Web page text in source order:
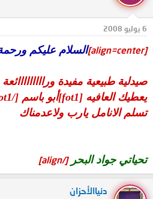
6 يوليو 2008
[align=center] السلام عليكم ورحمة
صيدلية طبيعية مفيدة ورااااااااائعة
يعطيك العافيه [fot1]أبو باسم [/fot1] على طرحك
تسلم الانامل يارب ولاعدمناك
تحياتي جواد البحر[/align]
دنياالأحزان